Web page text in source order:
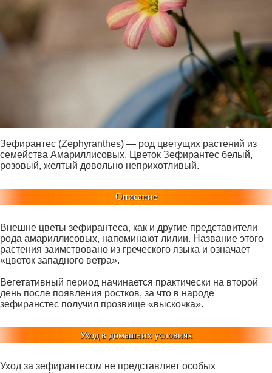
Зефирантес (Zephyranthes) — род цветущих растений из
семейства Амариллисовых. Цветок Зефирантес белый,
розовый, желтый довольно неприхотливый.
Описание
Внешне цветы зефирантеса, как и другие представители
рода амариллисовых, напоминают лилии. Название этого
растения заимствовано из греческого языка и означает
«цветок западного ветра».
Вегетативный период начинается практически на второй
день после появления ростков, за что в народе
зефиранстес получил прозвище «выскочка».
Уход в домашних условиях
Уход за зефирантесом не представляет особых